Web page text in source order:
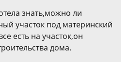
знать,можно ли
участок под материнский
есть на участок,он
дома.